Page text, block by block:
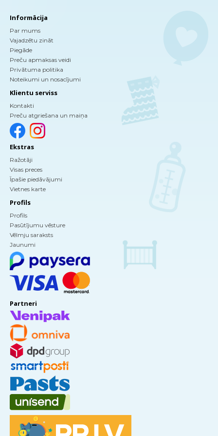
Informācija
Par mums
Vajadzētu zināt
Piegāde
Preču apmaksas veidi
Privātuma politika
Noteikumi un nosacījumi
Klientu serviss
Kontakti
Preču atgriešana un maiņa
Ekstras
Ražotāji
Visas preces
Īpašie piedāvājumi
Vietnes karte
Profils
Profils
Pasūtījumu vēsture
Vēlmju saraksts
Jaunumi
Partneri